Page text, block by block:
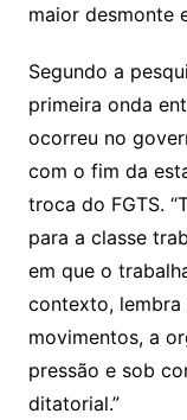
maior desmonte
Segundo a
primeira onda
ocorreu no
com o fim da
troca do FGTS.
para a classe
em que o
contexto, lembra
movimentos, a
pressão e sob
ditatorial.”